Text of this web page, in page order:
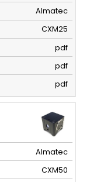
Almatec
CXM25
pdf
pdf
pdf
Almatec
CXM50